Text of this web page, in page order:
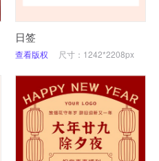
日签
查看版权 尺寸：1242*2208px